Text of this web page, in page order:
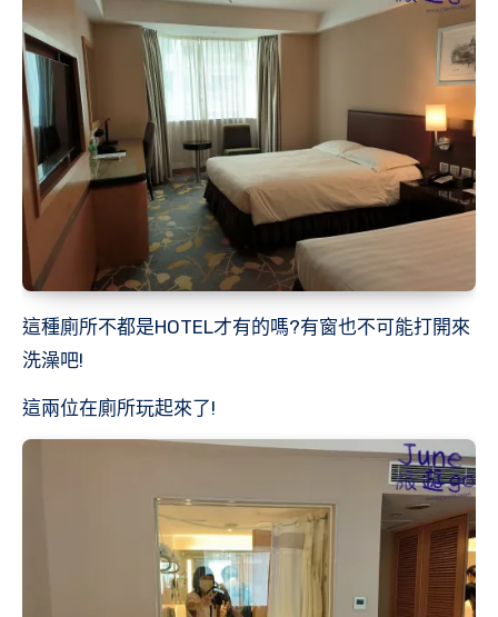
這種廁所不都是HOTEL才有的嗎?有窗也不可能打開來
洗澡吧!
這兩位在廁所玩起來了!